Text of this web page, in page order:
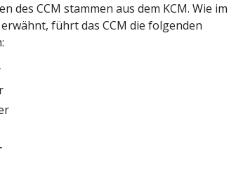
des CCM stammen aus dem KCM. Wie im
führt das CCM die folgenden